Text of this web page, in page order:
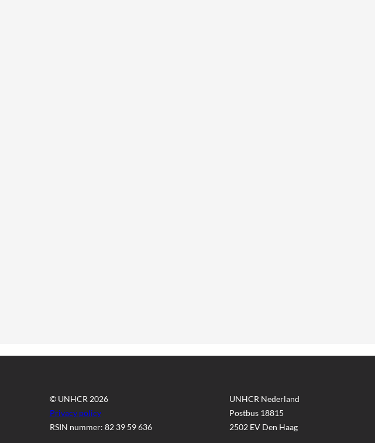
© UNHCR 2026
Privacy policy
RSIN nummer: 82 39 59 636
UNHCR Nederland
Postbus 18815
2502 EV Den Haag